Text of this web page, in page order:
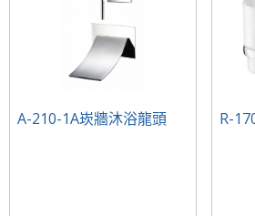
A-210-1A崁牆沐浴龍頭 R-